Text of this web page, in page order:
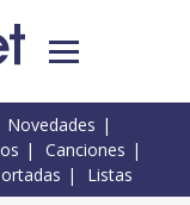
Novedades
Canciones
Listas